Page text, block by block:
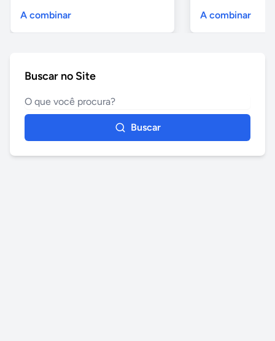
A combinar A combinar
Buscar no Site
Buscar